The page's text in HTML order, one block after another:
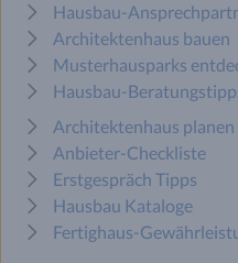
Hausbau-
Architektenhaus bauen
Musterhausparks
Hausbau-
Architektenhaus planen
Anbieter-Checkliste
Erstgespräch Tipps
Hausbau Kataloge
Fertighaus-